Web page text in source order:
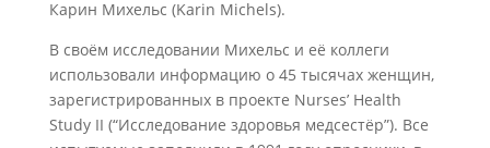
Карин Михельс (Karin Michels).
В своём исследовании Михельс и её коллеги
использовали информацию о 45 тысячах женщин,
зарегистрированных в проекте Nurses’ Health
Study II (“Исследование здоровья медсестёр”). Все